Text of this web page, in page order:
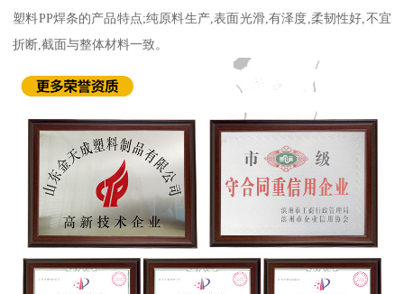
塑料PP焊条的产品特点;纯原料生产,表面光滑,有泽度,柔韧性好,不宜
折断,截面与整体材料一致。